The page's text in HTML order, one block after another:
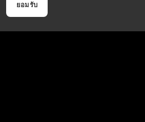
ยอมรับ